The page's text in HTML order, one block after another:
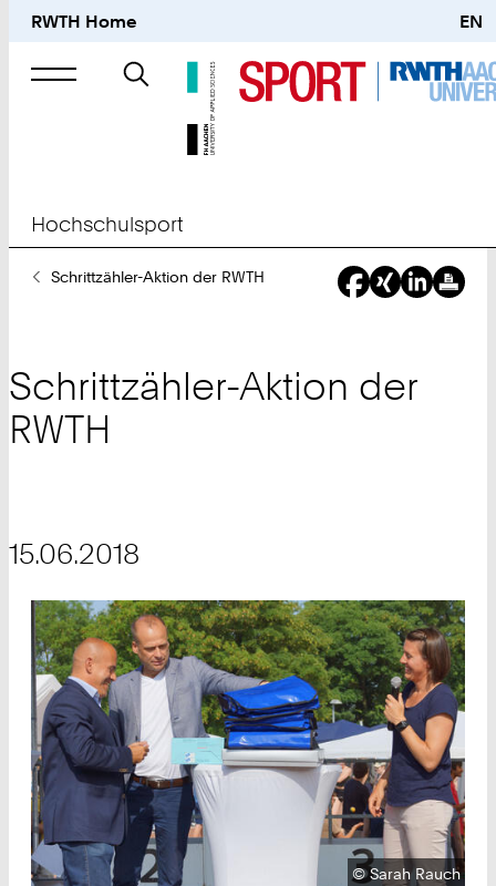
RWTH Home EN
Suche
nach
Hochschulsport
SieSchrittzähler-Aktion der RWTH
Schrittzähler-Aktion der
RWTH
15.06.2018
Urheberrecht:
©Sarah Rauch